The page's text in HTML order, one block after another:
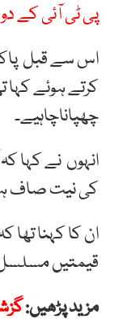
پی ٹی آئی کے
اس سے قبل
کرتے ہوئے کہا
چھپاناچاہیے۔
کی نیت صاف
قیمتیں مسلسل بڑھ رہی
مزید پڑھیں: